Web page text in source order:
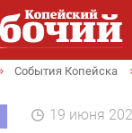
События Копейска
19 июня